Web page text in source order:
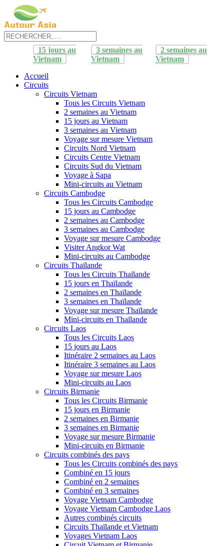
15 jours au
Vietnam
3 semaines au
Vietnam
2 semaines au
Vietnam
Accueil
Circuits
Circuits Vietnam
Tous les Circuits Vietnam
2 semaines au Vietnam
15 jours au Vietnam
3 semaines au Vietnam
Voyage sur mesure Vietnam
Circuits Nord Vietnam
Circuits Centre Vietnam
Circuits Sud du Vietnam
Voyage à Sapa
Mini-circuits au Vietnam
Circuits Cambodge
Tous les Circuits Cambodge
15 jours au Cambodge
2 semaines au Cambodge
3 semaines au Cambodge
Voyage sur mesure Cambodge
Visiter Angkor Wat
Mini-circuits au Cambodge
Circuits Thaïlande
Tous les Circuits Thaïlande
15 jours en Thaïlande
2 semaines en Thaïlande
3 semaines en Thaïlande
Voyage sur mesure Thaïlande
Mini-circuits en Thaïlande
Circuits Laos
Tous les Circuits Laos
15 jours au Laos
Itinéraire 2 semaines au Laos
Itinéraire 3 semaines au Laos
Voyage sur mesure Laos
Mini-circuits au Laos
Circuits Birmanie
Tous les Circuits Birmanie
15 jours en Birmanie
2 semaines en Birmanie
3 semaines en Birmanie
Voyage sur mesure Birmanie
Mini-circuits en Birmanie
Circuits combinés des pays
Tous les Circuits combinés des pays
Combiné en 15 jours
Combiné en 2 semaines
Combiné en 3 semaines
Voyage Vietnam Cambodge
Voyage Vietnam Cambodge Laos
Autres combinés circuits
Circuits Thaïlande et Vietnam
Voyages Vietnam Laos